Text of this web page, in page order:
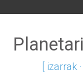
[ izarrak